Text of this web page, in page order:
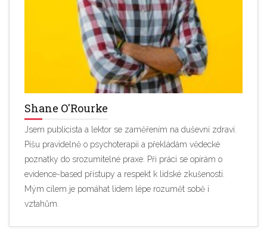
Shane O'Rourke
Jsem publicista a lektor se zaměřením na duševní zdraví.
Píšu pravidelně o psychoterapii a překládám vědecké
poznatky do srozumitelné praxe. Při práci se opírám o
evidence-based přístupy a respekt k lidské zkušenosti.
Mým cílem je pomáhat lidem lépe rozumět sobě i
vztahům.